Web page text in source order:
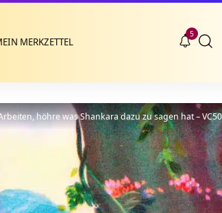
MERKZETTEL
5
höhre was Shankara dazu zu sagen hat –